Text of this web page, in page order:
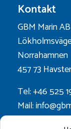
Kontakt
GBM Marin AB
Norrahamnen
457 73
Tel: +46 525
Mail: